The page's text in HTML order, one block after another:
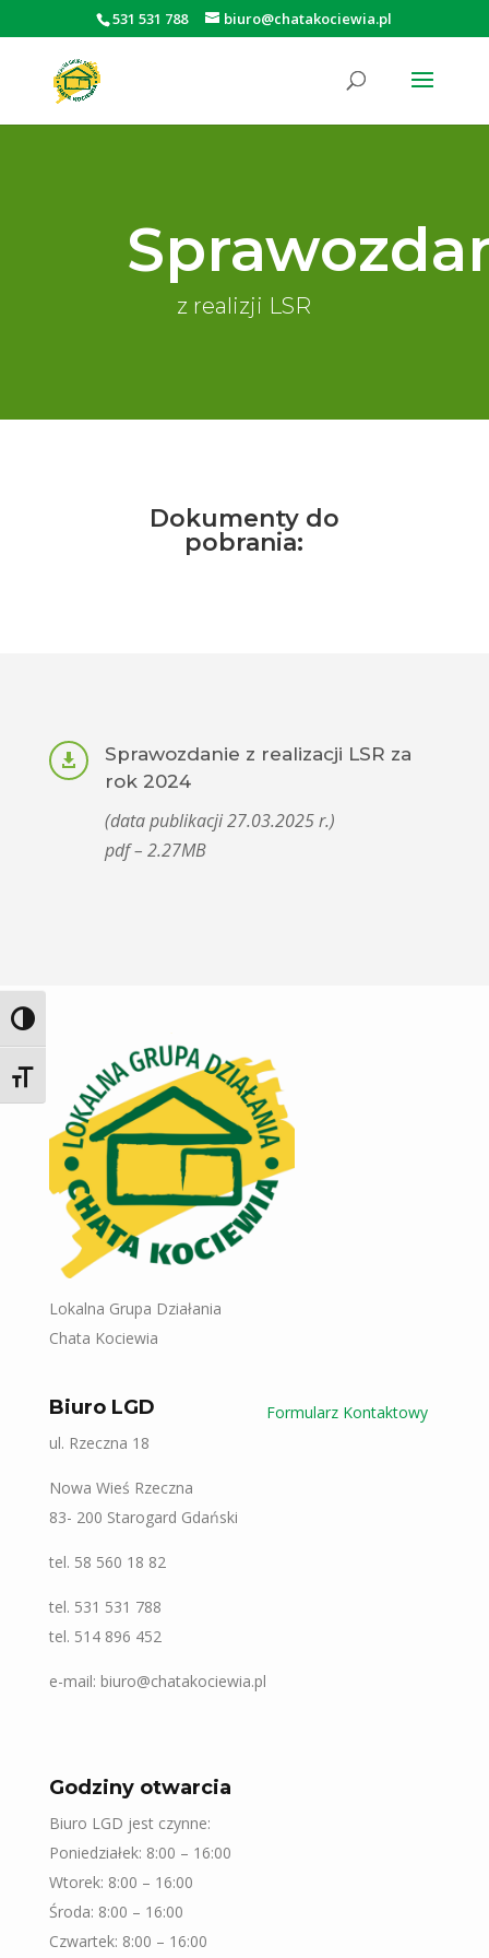
Otwórz pasek narzędzi
Toggle High Contrast
Toggle Font size
531 531 788 biuro@chatakociewia.pl
z realizji LSR
Dokumenty do
pobrania:

Sprawozdanie z realizacji LSR za
rok 2024
(data publikacji 27.03.2025 r.)
pdf – 2.27MB
Lokalna Grupa Działania
Chata Kociewia
Biuro LGD
ul. Rzeczna 18
Nowa Wieś Rzeczna
83- 200 Starogard Gdański
tel. 58 560 18 82
tel. 531 531 788
tel. 514 896 452
e-mail: biuro@chatakociewia.pl
Formularz Kontaktowy
Godziny otwarcia
Biuro LGD jest czynne:
Poniedziałek: 8:00 – 16:00
Wtorek: 8:00 – 16:00
Środa: 8:00 – 16:00
Czwartek: 8:00 – 16:00